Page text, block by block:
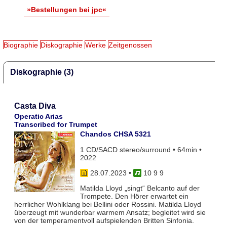
»Bestellungen bei jpc«
Biographie Diskographie Werke Zeitgenossen
Diskographie (3)
Casta Diva
Operatic Arias
Transcribed for Trumpet
Chandos CHSA 5321
1 CD/SACD stereo/surround • 64min •
2022
28.07.2023 •
10 9 9
Matilda Lloyd „singt“ Belcanto auf der
Trompete. Den Hörer erwartet ein
herrlicher Wohlklang bei Bellini oder Rossini. Matilda Lloyd
überzeugt mit wunderbar warmem Ansatz; begleitet wird sie
von der temperamentvoll aufspielenden Britten Sinfonia.